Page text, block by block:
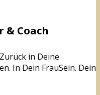
& Coach
in Deine
In Dein FrauSein. Dein